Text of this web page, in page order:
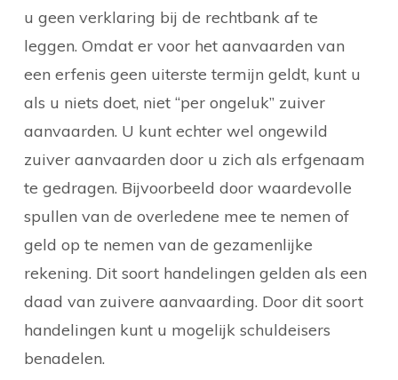
u geen verklaring bij de rechtbank af te
leggen. Omdat er voor het aanvaarden van
een erfenis geen uiterste termijn geldt, kunt u
als u niets doet, niet “per ongeluk” zuiver
aanvaarden. U kunt echter wel ongewild
zuiver aanvaarden door u zich als erfgenaam
te gedragen. Bijvoorbeeld door waardevolle
spullen van de overledene mee te nemen of
geld op te nemen van de gezamenlijke
rekening. Dit soort handelingen gelden als een
daad van zuivere aanvaarding. Door dit soort
handelingen kunt u mogelijk schuldeisers
benadelen.